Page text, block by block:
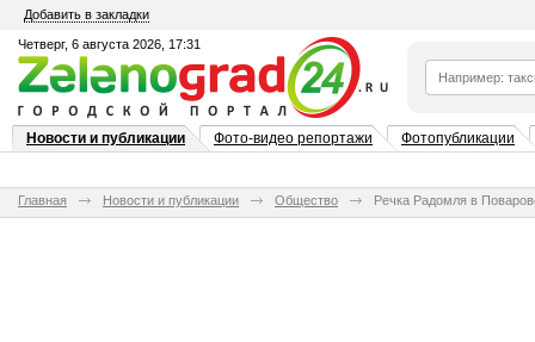
Добавить в закладки
Четверг, 6 августа 2026, 17:31
Новости и публикации Фото-видео репортажи Фотопубликации
Главная Новости и публикации Общество Речка Радомля в